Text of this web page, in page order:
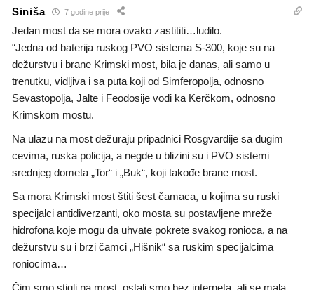
Siniša 7 godine prije
Jedan most da se mora ovako zastititi…ludilo.
“Jedna od baterija ruskog PVO sistema S-300, koje su na
dežurstvu i brane Krimski most, bila je danas, ali samo u
trenutku, vidljiva i sa puta koji od Simferopolja, odnosno
Sevastopolja, Jalte i Feodosije vodi ka Kerčkom, odnosno
Krimskom mostu.
Na ulazu na most dežuraju pripadnici Rosgvardije sa dugim
cevima, ruska policija, a negde u blizini su i PVO sistemi
srednjeg dometa „Tor“ i „Buk“, koji takođe brane most.
Sa mora Krimski most štiti šest čamaca, u kojima su ruski
specijalci antidiverzanti, oko mosta su postavljene mreže
hidrofona koje mogu da uhvate pokrete svakog ronioca, a na
dežurstvu su i brzi čamci „Hišnik“ sa ruskim specijalcima
roniocima…